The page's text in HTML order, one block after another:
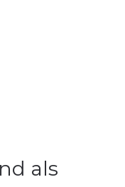
als